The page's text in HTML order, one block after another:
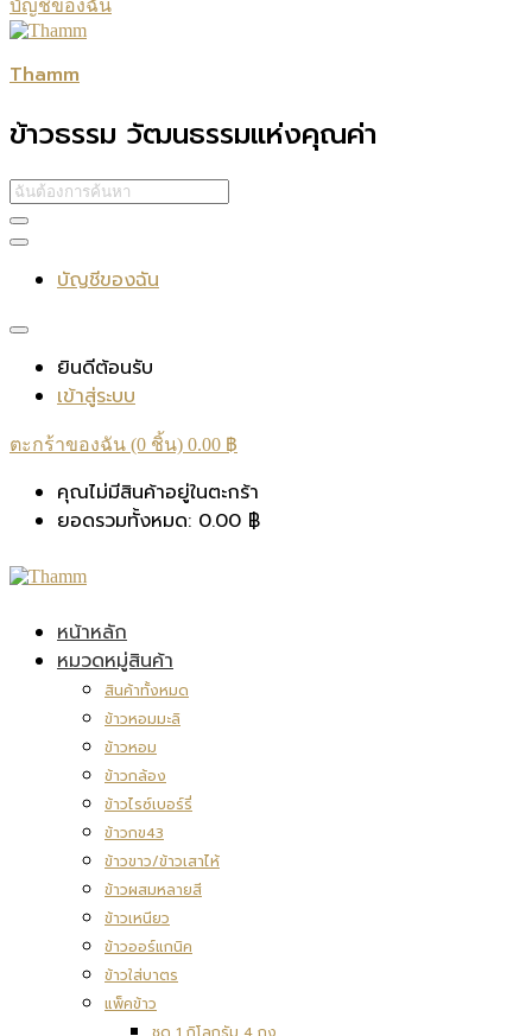
บัญชีของฉัน
Thamm
ข้าวธรรม วัฒนธรรมแห่งคุณค่า
บัญชีของฉัน
ยินดีต้อนรับ
เข้าสู่ระบบ
ตะกร้าของฉัน (0 ชิ้น) 0.00 ฿
คุณไม่มีสินค้าอยู่ในตะกร้า
ยอดรวมทั้งหมด: 0.00 ฿
หน้าหลัก
หมวดหมู่สินค้า
สินค้าทั้งหมด
ข้าวหอมมะลิ
ข้าวหอม
ข้าวกล้อง
ข้าวไรซ์เบอร์รี่
ข้าวกข43
ข้าวขาว/ข้าวเสาไห้
ข้าวผสมหลายสี
ข้าวเหนียว
ข้าวออร์แกนิค
ข้าวใส่บาตร
แพ็คข้าว